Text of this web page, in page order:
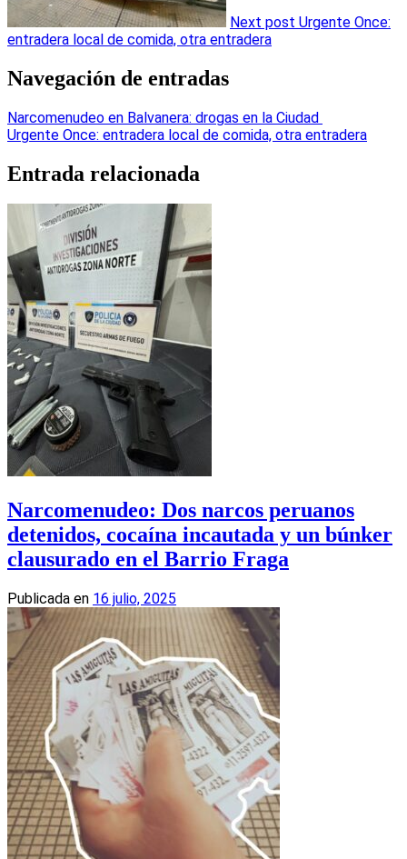
Next post Urgente Once:
entradera local de comida, otra entradera
Navegación de entradas
Narcomenudeo en Balvanera: drogas en la Ciudad
Urgente Once: entradera local de comida, otra entradera
Entrada relacionada
Narcomenudeo: Dos narcos peruanos
detenidos, cocaína incautada y un búnker
clausurado en el Barrio Fraga
Publicada en 16 julio, 2025